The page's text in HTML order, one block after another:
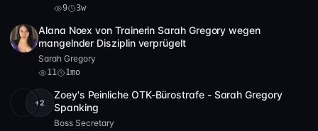
9 3w
Full HD
Alana Noex von Trainerin Sarah Gregory wegen
mangelnder Disziplin verprügelt
Sarah Gregory
11 1mo
Full HD
+2
Zoey's Peinliche OTK-Bürostrafe - Sarah Gregory
Spanking
Boss Secretary